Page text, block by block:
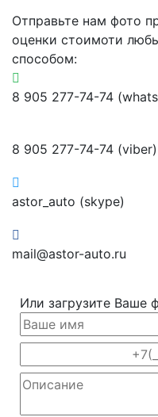
Отправьте нам фото
оценки стоимоти
способом:
8 905 277-74-74
8 905 277-74-74 (viber)
astor_auto (skype)
mail@astor-auto.ru
Или загрузите Ваше